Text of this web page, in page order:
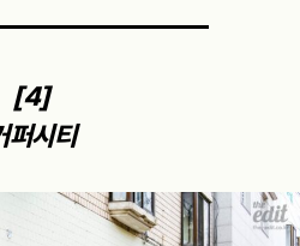
[4]
퍼시티